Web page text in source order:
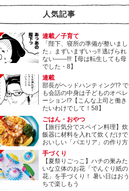
人気記事
連載／子育て
「陛下、寝所の準備が整いまし
た」まずいまずいっ!! 逃げられ
ない――!!!【母は転生しても母
でした・8】
連載
部長がヘッドハンティング!? で
も会話の中身は子どものオペレ
ーション!?【こんな上司と働き
たいわけでして！58】
ごはん・おやつ
【旅行気分でスペイン料理】炊
飯器に材料を入れて炊くだけで
おいしい「パエリア」の作り方
手づくり
【夏祭りごっこ】ハチの巣みた
いな立体のお花「でんぐり紙の
花」を手づくり！ 暑い日はおう
ちで楽しもう